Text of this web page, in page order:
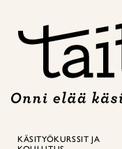
KÄSITYÖKURSSIT JA